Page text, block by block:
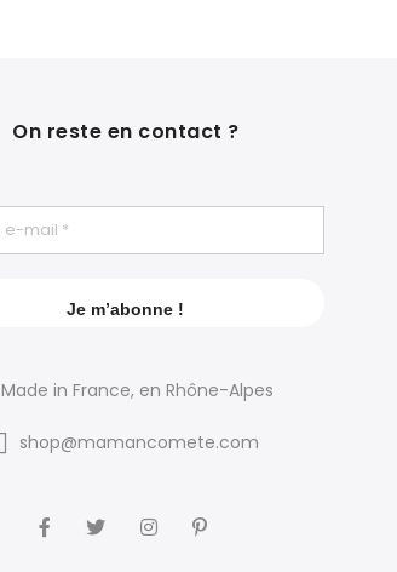
On reste en contact ?
Made in France, en Rhône-Alpes
shop@mamancomete.com